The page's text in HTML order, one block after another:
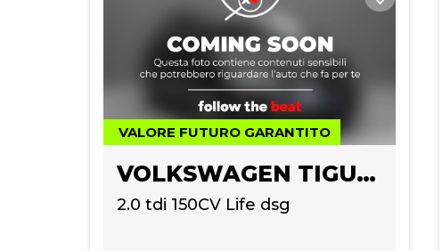
VALORE FUTURO GARANTITO
VOLKSWAGEN TIGUAN
2.0 tdi 150CV Life dsg